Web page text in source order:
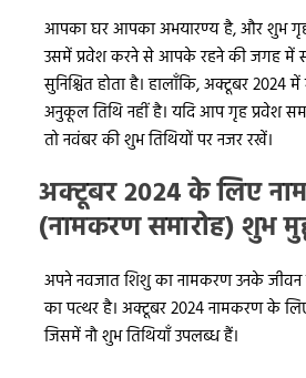
आपका घर आपका अभयारण्य है, और शुभ गृह
उसमें प्रवेश करने से आपके रहने की जगह में
सुनिश्चित होता है। हालाँकि, अक्टूबर 2024
अनुकूल तिथि नहीं है। यदि आप गृह प्रवेश
तो नवंबर की शुभ तिथियों पर नजर रखें।
अक्टूबर 2024 के लिए
(नामकरण समारोह) शुभ
अपने नवजात शिशु का नामकरण उनके जीवन
का पत्थर है। अक्टूबर 2024 नामकरण के
जिसमें नौ शुभ तिथियाँ उपलब्ध हैं।